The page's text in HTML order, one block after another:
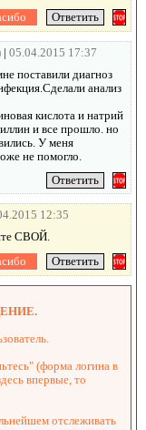
| 05.04.2015 17:37
поставили диагноз
анализ
кислота и натрий
и все прошло. но
У меня
не помогло.
12:35
СВОЙ.
(форма логина в
впервые, то
отслеживать